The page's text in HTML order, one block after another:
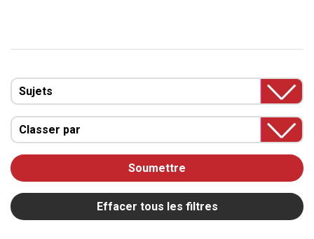
Sujets
Classer par
Soumettre
Effacer tous les filtres